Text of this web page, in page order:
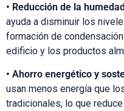
• Reducción de la
ayuda a disminuir los
formación de
edificio y los productos
• Ahorro energético y
usan menos energía que
tradicionales, lo que